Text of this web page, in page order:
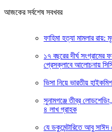
আজকের সর্বশেষ সবখবর
ফাহিমা হত্যা মামলার
১৭ বছরের দীর্ঘ
প্রেসক্লাবে আলোচনায়
ভিসা নিয়ে ভারতীয়
সুনামগঞ্জে তীব্র
৪ লাখ গ্রাহক
যে ডকুমেন্টারিতে আবু সাঈদ